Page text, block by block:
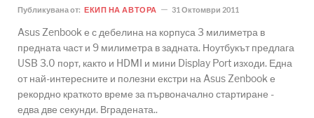
Публикувана от: ЕКИП НА АВТОРА 31 Октомври 2011
Asus Zenbook е с дебелина на корпуса 3 милиметра в
предната част и 9 милиметра в задната. Ноутбукът предлага
USB 3.0 порт, както и HDMI и мини Display Port изходи. Една
от най-интересните и полезни екстри на Asus Zenbook е
рекордно краткото време за първоначално стартиране -
едва две секунди. Вградената..